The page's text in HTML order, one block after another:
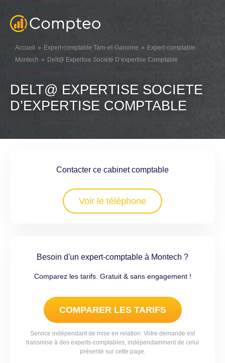
Accueil Expert-comptable Tarn-et-Garonne
Expert-comptable
Montech
Delt@ Expertise Société D’expertise Comptable
DELT@ EXPERTISE SOCIETE
D’EXPERTISE COMPTABLE
Contacter ce cabinet comptable
Voir le téléphone
Besoin d'un expert-comptable à Montech ?
Comparez les tarifs. Gratuit & sans engagement !
COMPARER LES TARIFS
Service indépendant de mise en relation. Votre demande est
transmise à des experts-comptables, indépendamment de celui
présenté sur cette page.